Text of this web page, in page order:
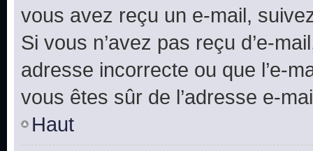
vous avez reçu un e-mail,
Si vous n’avez pas reçu d’e-
adresse incorrecte ou que l’e-
vous êtes sûr de l’adresse e-
Haut